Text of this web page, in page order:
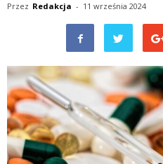
Przez Redakcja - 11 września 2024